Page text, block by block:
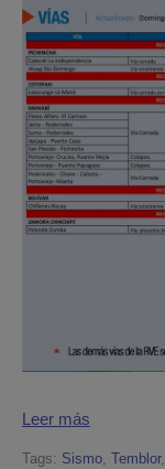
Leer más
Tags: Sismo, Temblor,